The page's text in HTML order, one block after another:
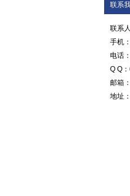
联系
联系
手机
电话：
Q Q
邮箱
地址